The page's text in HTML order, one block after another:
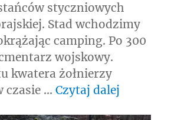
styczniowych
Stad wchodzimy
camping. Po 300
wojskowy.
kwatera żołnierzy
czasie …Czytaj dalej